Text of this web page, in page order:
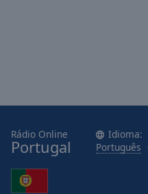
Rádio Online
Portugal
Idioma:
Português